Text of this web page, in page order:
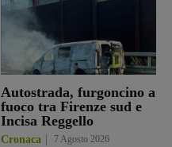
Autostrada, furgoncino a
fuoco tra Firenze sud e
Incisa Reggello
Cronaca 7 Agosto 2026